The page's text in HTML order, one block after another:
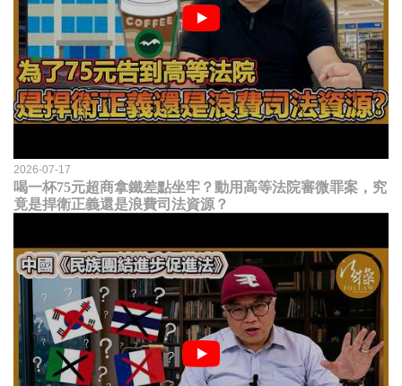
2026-07-17
喝一杯75元超商拿鐵差點坐牢？動用高等法院審微罪案，究
竟是捍衛正義還是浪費司法資源？